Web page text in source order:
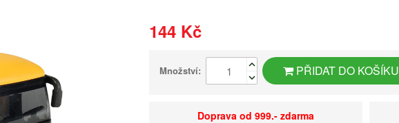
144 Kč
Množství: PŘIDAT DO KOŠÍKU
Doprava od 999.- zdarma